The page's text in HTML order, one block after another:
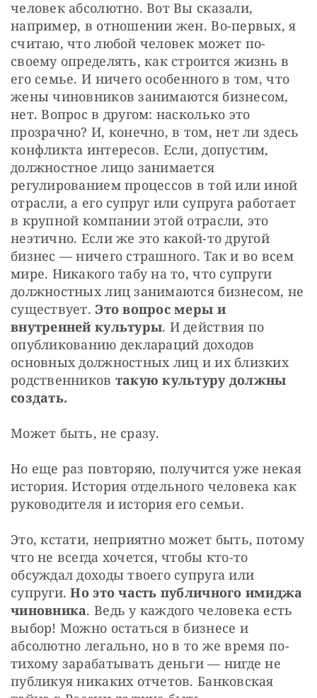
человек абсолютно. Вот Вы сказали,
например, в отношении жен. Во-первых, я
считаю, что любой человек может по-
своему определять, как строится жизнь в
его семье. И ничего особенного в том, что
жены чиновников занимаются бизнесом,
нет. Вопрос в другом: насколько это
прозрачно? И, конечно, в том, нет ли здесь
конфликта интересов. Если, допустим,
должностное лицо занимается
регулированием процессов в той или иной
отрасли, а его супруг или супруга работает
в крупной компании этой отрасли, это
неэтично. Если же это какой-то другой
бизнес — ничего страшного. Так и во всем
мире. Никакого табу на то, что супруги
должностных лиц занимаются бизнесом, не
существует. Это вопрос меры и
внутренней культуры. И действия по
опубликованию деклараций доходов
основных должностных лиц и их близких
родственников такую культуру должны
создать.
Может быть, не сразу.
Но еще раз повторяю, получится уже некая
история. История отдельного человека как
руководителя и история его семьи.
Это, кстати, неприятно может быть, потому
что не всегда хочется, чтобы кто-то
обсуждал доходы твоего супруга или
супруги. Но это часть публичного имиджа
чиновника. Ведь у каждого человека есть
выбор! Можно остаться в бизнесе и
абсолютно легально, но в то же время по-
тихому зарабатывать деньги — нигде не
публикуя никаких отчетов. Банковская